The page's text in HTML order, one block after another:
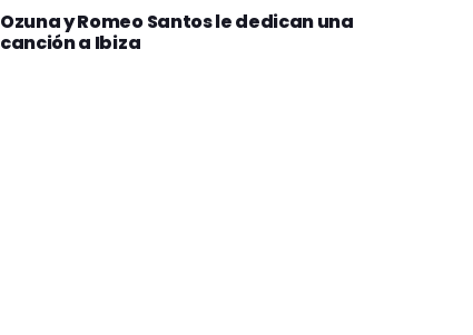
Ozuna y Romeo Santos le dedican una
canción a Ibiza